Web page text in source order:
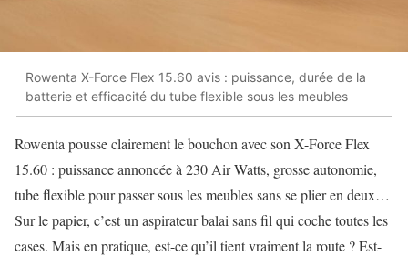
Rowenta X-Force Flex 15.60 avis : puissance, durée de la
batterie et efficacité du tube flexible sous les meubles
Rowenta pousse clairement le bouchon avec son X-Force Flex
15.60 : puissance annoncée à 230 Air Watts, grosse autonomie,
tube flexible pour passer sous les meubles sans se plier en deux…
Sur le papier, c’est un aspirateur balai sans fil qui coche toutes les
cases. Mais en pratique, est-ce qu’il tient vraiment la route ? Est-